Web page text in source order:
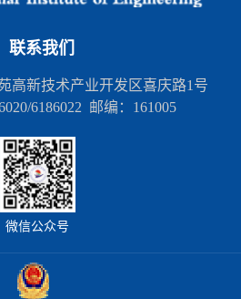
联系我们
高新技术产业开发区喜庆路1号
6186022 邮编：161005
微信公众号